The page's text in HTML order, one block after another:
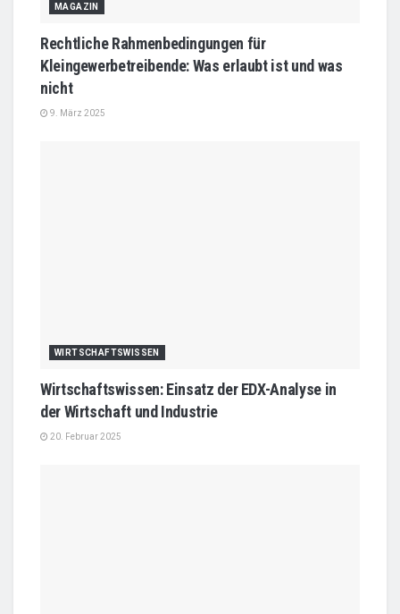
MAGAZIN
Rechtliche Rahmenbedingungen für
Kleingewerbetreibende: Was erlaubt ist und was
nicht
9. März 2025
WIRTSCHAFTSWISSEN
Wirtschaftswissen: Einsatz der EDX-Analyse in
der Wirtschaft und Industrie
20. Februar 2025